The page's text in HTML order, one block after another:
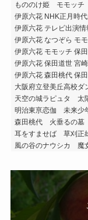
もののけ姫
モモッチ
伊原六花 NHK正月時
伊原六花 テレビ出演情
伊原六花 なつぞら モ
伊原六花 モモッチ 保
伊原六花 保田道世 宮
伊原六花 森田桃代 保
大阪府立登美丘高校ダ
天空の城ラピュタ
太
明治東亰恋伽
未来少
森田桃代
火垂るの墓
耳をすませば
草刈正
風の谷のナウシカ
魔